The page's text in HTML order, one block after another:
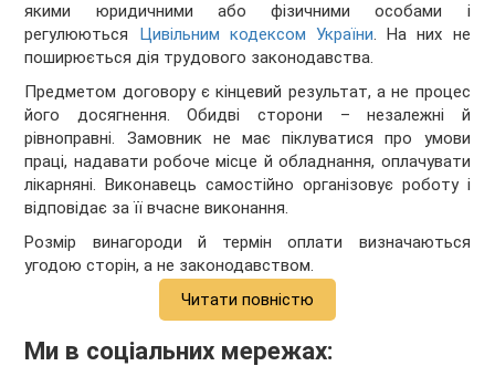
якими юридичними або фізичними особами і
регулюються Цивільним кодексом України. На них не
поширюється дія трудового законодавства.
Предметом договору є кінцевий результат, а не процес
його досягнення. Обидві сторони – незалежні й
рівноправні. Замовник не має піклуватися про умови
праці, надавати робоче місце й обладнання, оплачувати
лікарняні. Виконавець самостійно організовує роботу і
відповідає за її вчасне виконання.
Розмір винагороди й термін оплати визначаються
угодою сторін, а не законодавством.
Читати повністю
Ми в соціальних мережах: